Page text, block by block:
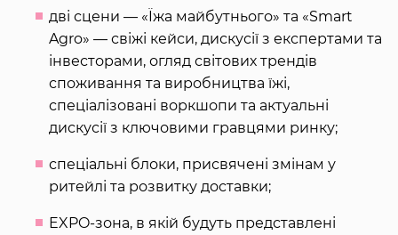
дві сцени — «Їжа майбутнього» та «Smart
Agro» — свіжі кейси, дискусії з експертами та
інвесторами, огляд світових трендів
споживання та виробництва їжі,
спеціалізовані воркшопи та актуальні
дискусії з ключовими гравцями ринку;
спеціальні блоки, присвячені змінам у
ритейлі та розвитку доставки;
EXPO-зона, в якій будуть представлені